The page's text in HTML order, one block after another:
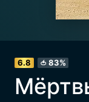
🍅 83%
6.8